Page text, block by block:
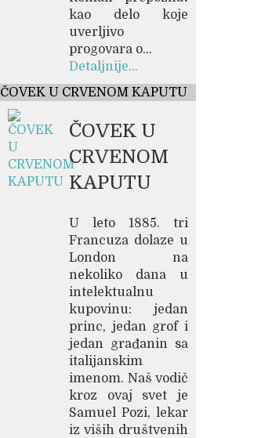
kao delo koje
uverljivo
progovara o...
Detaljnije...
ČOVEK U CRVENOM KAPUTU
ČOVEK U
CRVENOM
KAPUTU
U leto 1885. tri
Francuza dolaze u
London na
nekoliko dana u
intelektualnu
kupovinu: jedan
princ, jedan grof i
jedan građanin sa
italijanskim
imenom. Naš vodič
kroz ovaj svet je
Samuel Pozi, lekar
iz viših društvenih